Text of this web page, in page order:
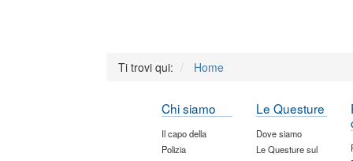
Ti trovi qui: Home
Chi siamo
Il capo della
Polizia
Le Questure
Dove siamo
Le Questure sul